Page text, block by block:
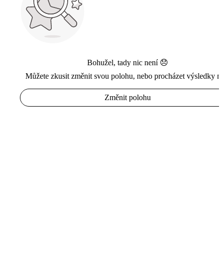
Bohužel, tady nic není 😞
Můžete zkusit změnit svou polohu, nebo procházet výsledky
Změnit polohu